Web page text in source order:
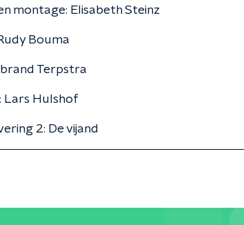
montage: Elisabeth Steinz
Bouma
Terpstra
Lars Hulshof
2: De vijand